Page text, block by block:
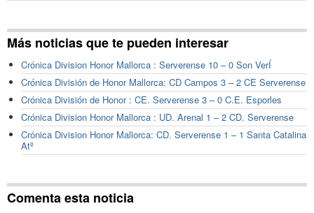
Más noticias que te pueden interesar
Crónica Division Honor Mallorca : Serverense 10 – 0 Son VerÍ
Crónica División de Honor Mallorca: CD Campos 3 – 2 CE Serverense
Crónica División de Honor : CE. Serverense 3 – 0 C.E. Esporles
Crónica Division Honor Mallorca : UD. Arenal 1 – 2 CD. Serverense
Crónica Division Honor Mallorca: CD. Serverense 1 – 1 Santa Catalina
Atº
Comenta esta noticia